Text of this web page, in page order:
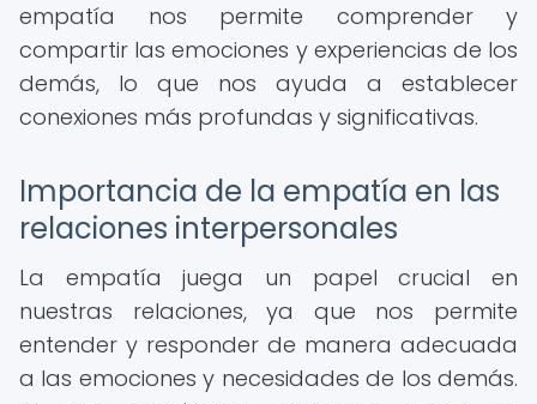
empatía nos permite comprender y
compartir las emociones y experiencias de los
demás, lo que nos ayuda a establecer
conexiones más profundas y significativas.
Importancia de la empatía en las
relaciones interpersonales
La empatía juega un papel crucial en
nuestras relaciones, ya que nos permite
entender y responder de manera adecuada
a las emociones y necesidades de los demás.